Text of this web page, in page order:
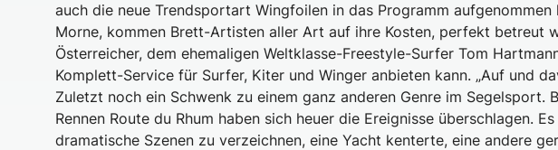
auch die neue Trendsportart Wingfoilen in das Programm aufgenommen
Morne, kommen Brett-Artisten aller Art auf ihre Kosten, perfekt betreut
Österreicher, dem ehemaligen Weltklasse-Freestyle-Surfer Tom
Komplett-Service für Surfer, Kiter und Winger anbieten kann. „Auf und
Zuletzt noch ein Schwenk zu einem ganz anderen Genre im Segelsport.
Rennen Route du Rhum haben sich heuer die Ereignisse überschlagen.
dramatische Szenen zu verzeichnen, eine Yacht kenterte, eine andere